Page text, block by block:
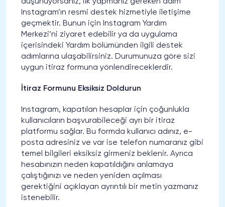
Instagram’ın resmi destek hizmetiyle iletişime
geçmektir. Bunun için Instagram Yardım
Merkezi’ni ziyaret edebilir ya da uygulama
içerisindeki Yardım bölümünden ilgili destek
adımlarına ulaşabilirsiniz. Durumunuza göre sizi
uygun itiraz formuna yönlendireceklerdir.
İtiraz Formunu Eksiksiz Doldurun
Instagram, kapatılan hesaplar için çoğunlukla
kullanıcıların başvurabileceği ayrı bir itiraz
platformu sağlar. Bu formda kullanıcı adınız, e-
posta adresiniz ve var ise telefon numaranız gibi
temel bilgileri eksiksiz girmeniz beklenir. Ayrıca
hesabınızın neden kapatıldığını anlamaya
çalıştığınızı ve neden yeniden açılması
gerektiğini açıklayan ayrıntılı bir metin yazmanız
istenebilir.